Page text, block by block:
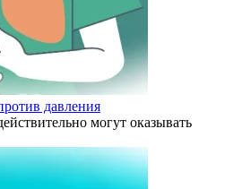
давления
могут оказывать